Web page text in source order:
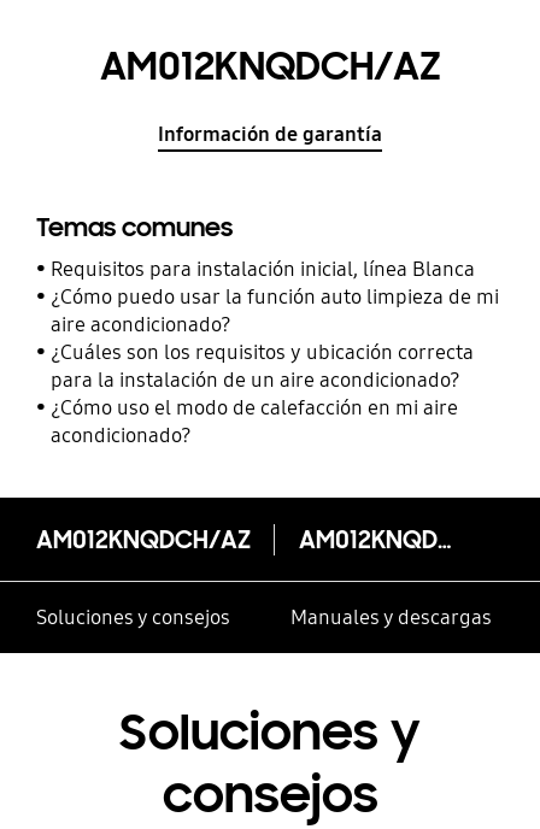
AM012KNQDCH/AZ
Información de garantía
Temas comunes
Requisitos para instalación inicial, línea Blanca
¿Cómo puedo usar la función auto limpieza de mi
aire acondicionado?
¿Cuáles son los requisitos y ubicación correcta
para la instalación de un aire acondicionado?
¿Cómo uso el modo de calefacción en mi aire
acondicionado?
AM012KNQDCH/AZ AM012KNQDCH/AZ
Soluciones y consejos Manuales y descargas
Soluciones y
consejos